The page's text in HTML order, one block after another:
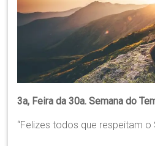
3a, Feira da 30a. Semana do
“Felizes todos que respeitam o